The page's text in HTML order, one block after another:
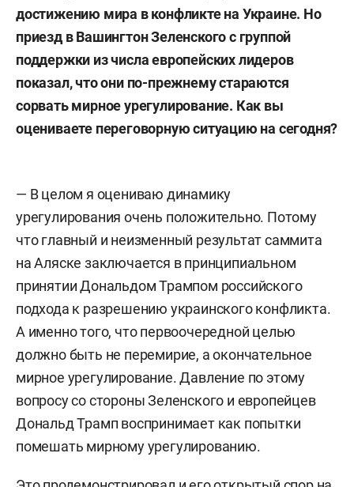
достижению мира в конфликте на Украине. Но
приезд в Вашингтон Зеленского с группой
поддержки из числа европейских лидеров
показал, что они по-прежнему стараются
сорвать мирное урегулирование. Как вы
оцениваете переговорную ситуацию на сегодня?
— В целом я оцениваю динамику
урегулирования очень положительно. Потому
что главный и неизменный результат саммита
на Аляске заключается в принципиальном
принятии Дональдом Трампом российского
подхода к разрешению украинского конфликта.
А именно того, что первоочередной целью
должно быть не перемирие, а окончательное
мирное урегулирование. Давление по этому
вопросу со стороны Зеленского и европейцев
Дональд Трамп воспринимает как попытки
помешать мирному урегулированию.